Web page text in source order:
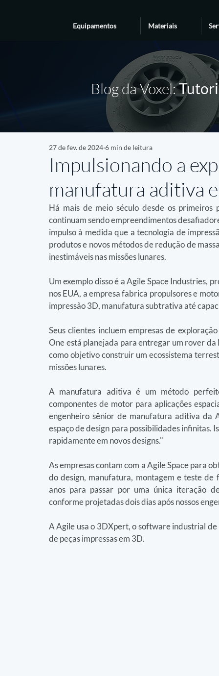
Equipamentos Materiais
Blog da Voxel:
Impulsionando a
manufatura aditiva
27 de fev. de 2024 6 min de leitura
Há mais de meio século desde os primeiros
continuam sendo empreendimentos
impulso à medida que a tecnologia de
produtos e novos métodos de redução de
inestimáveis nas missões lunares.
Um exemplo disso é a Agile Space Industries,
nos EUA, a empresa fabrica propulsores e
impressão 3D, manufatura subtrativa até
Seus clientes incluem empresas de
One está planejada para entregar um rover da
como objetivo construir um ecossistema
missões lunares.
A manufatura aditiva é um método
componentes de motor para aplicações
engenheiro sênior de manufatura aditiva da
espaço de design para possibilidades infinitas.
rapidamente em novos designs."
As empresas contam com a Agile Space para
do design, manufatura, montagem e teste de
anos para passar por uma única iteração
conforme projetadas dois dias após nossos
A Agile usa o 3DXpert, o software industrial
de peças impressas em 3D.